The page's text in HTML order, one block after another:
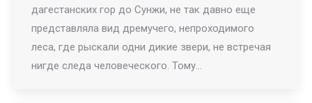
дагестанских гор до Сунжи, не так давно еще
представляла вид дремучего, непроходимого
леса, где рыскали одни дикие звери, не встречая
нигде следа человеческого. Тому…